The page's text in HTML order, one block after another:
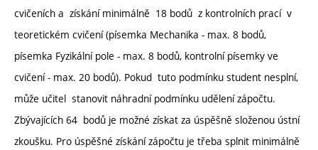
cvičeních a získání minimálně 18 bodů z kontrolních prací v
teoretickém cvičení (písemka Mechanika - max. 8 bodů,
písemka Fyzikální pole - max. 8 bodů, kontrolní písemky ve
cvičení - max. 20 bodů). Pokud tuto podmínku student nesplní,
může učitel stanovit náhradní podmínku udělení zápočtu.
Zbývajících 64 bodů je možné získat za úspěšně složenou ústní
zkoušku. Pro úspěšné získání zápočtu je třeba splnit minimálně